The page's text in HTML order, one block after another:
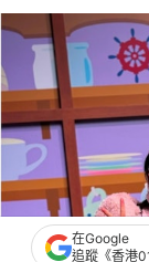
在Google
追蹤《香港